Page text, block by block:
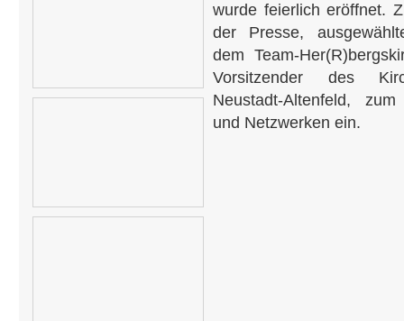
wurde feierlich eröffnet.
der Presse,
dem Team-
Vorsitzender des
Neustadt-Altenfeld,
und Netzwerken ein.